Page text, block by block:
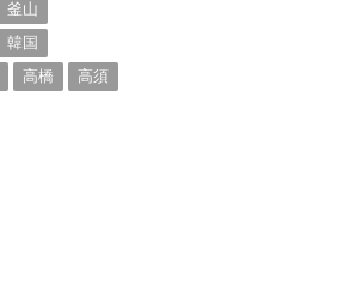
釜山
韓国
高橋 高須